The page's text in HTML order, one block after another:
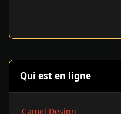
Qui est en ligne
Camel Design